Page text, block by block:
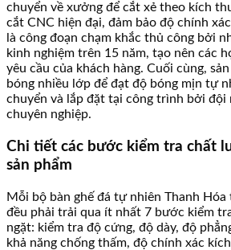
chuyển về xưởng để cắt xẻ theo kích
cắt CNC hiện đại, đảm bảo độ chính
là công đoạn chạm khắc thủ công bởi
kinh nghiệm trên 15 năm, tạo nên các
yêu cầu của khách hàng. Cuối cùng,
bóng nhiều lớp để đạt độ bóng mịn tự
chuyển và lắp đặt tại công trình bởi đội
chuyên nghiệp.
Chi tiết các bước kiểm tra chất
sản phẩm
Mỗi bộ bàn ghế đá tự nhiên Thanh
đều phải trải qua ít nhất 7 bước kiểm
ngặt: kiểm tra độ cứng, độ dày, độ
khả năng chống thấm, độ chính xác